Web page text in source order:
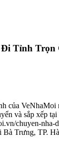
Tỉnh Trọn
VeNhaMoi
và sắp xếp
chuyen-
Bà Trưng, TP.